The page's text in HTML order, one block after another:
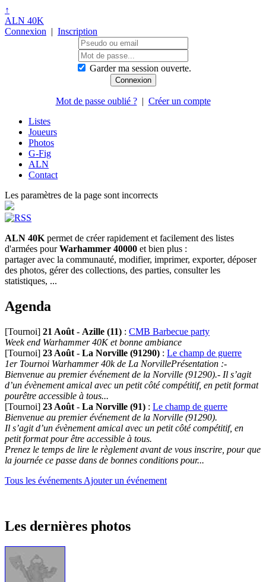
↑
ALN 40K
Connexion | Inscription
Garder ma session ouverte.
Mot de passe oublié ?| Créer un compte
Listes
Joueurs
Photos
G-Fig
ALN
Contact
Les paramètres de la page sont incorrects
ALN 40K permet de créer rapidement et facilement des listes
d'armées pourWarhammer 40000 et bien plus :
partager avec la communauté, modifier, imprimer, exporter, déposer
des photos, gérer des collections, des parties, consulter les
statistiques, ...
Agenda
[Tournoi] 21 Août - Azille (11) : CMB Barbecue party
Week end Warhammer 40K et bonne ambiance
[Tournoi] 23 Août - La Norville (91290) : Le champ de guerre
1er Tournoi Warhammer 40k de La NorvillePrésentation :-
Bienvenue au premier événement de la Norville (91290).- Il s’agit
d’un évènement amical avec un petit côté compétitif, en petit format
pourêtre accessible à tous...
[Tournoi] 23 Août - La Norville (91) : Le champ de guerre
Bienvenue au premier événement de la Norville (91290).
Il s’agit d’un évènement amical avec un petit côté compétitif, en
petit format pour être accessible à tous.
Prenez le temps de lire le règlement avant de vous inscrire, pour que
la journée ce passe dans de bonnes conditions pour...
Tous les événements Ajouter un événement
Les dernières photos